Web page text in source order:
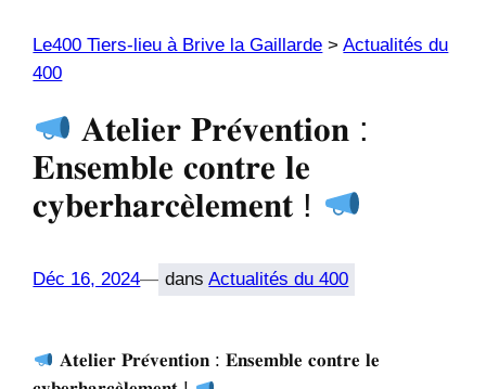
Le400 Tiers-lieu à Brive la Gaillarde >Actualités du
400
𝐀𝐭𝐞𝐥𝐢𝐞𝐫 𝐏𝐫𝐞́𝐯𝐞𝐧𝐭𝐢𝐨𝐧 :
𝐄𝐧𝐬𝐞𝐦𝐛𝐥𝐞 𝐜𝐨𝐧𝐭𝐫𝐞 𝐥𝐞
𝐜𝐲𝐛𝐞𝐫𝐡𝐚𝐫𝐜𝐞̀𝐥𝐞𝐦𝐞𝐧𝐭 !
Déc 16, 2024— dansActualités du 400
𝐀𝐭𝐞𝐥𝐢𝐞𝐫 𝐏𝐫𝐞́𝐯𝐞𝐧𝐭𝐢𝐨𝐧 : 𝐄𝐧𝐬𝐞𝐦𝐛𝐥𝐞 𝐜𝐨𝐧𝐭𝐫𝐞 𝐥𝐞